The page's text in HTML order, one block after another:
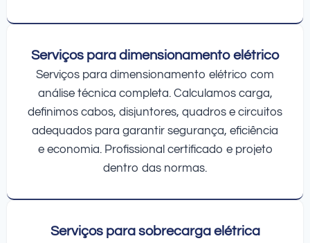
Serviços para dimensionamento elétrico
Serviços para dimensionamento elétrico com
análise técnica completa. Calculamos carga,
definimos cabos, disjuntores, quadros e circuitos
adequados para garantir segurança, eficiência
e economia. Profissional certificado e projeto
dentro das normas.
Serviços para sobrecarga elétrica